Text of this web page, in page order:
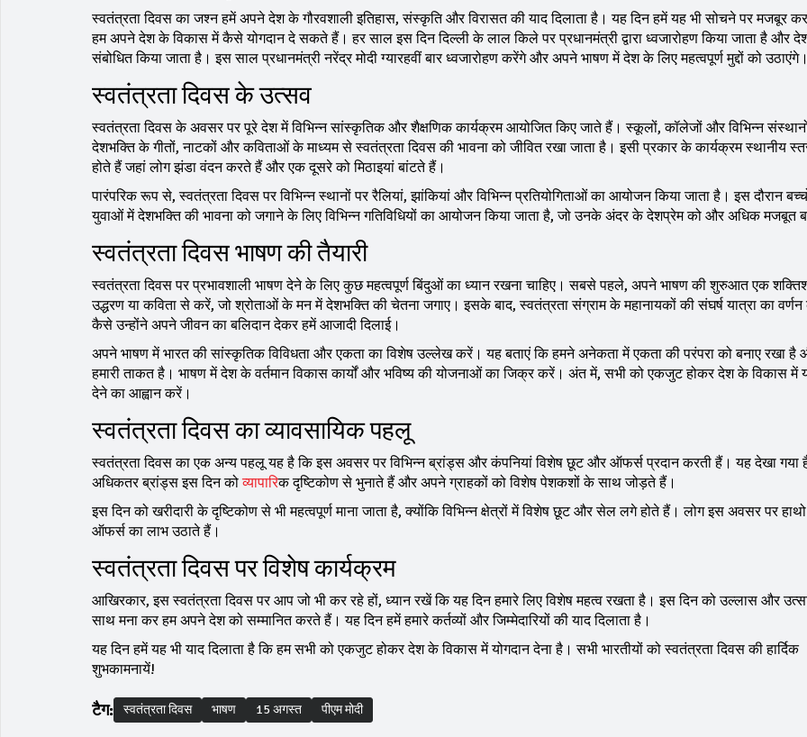
स्वतंत्रता दिवस का जश्न हमें अपने देश के गौरवशाली इतिहास, संस्कृति और विरासत की याद दिलाता है। यह दिन हमें यह भी सोचने पर मजबूर
हम अपने देश के विकास में कैसे योगदान दे सकते हैं। हर साल इस दिन दिल्ली के लाल किले पर प्रधानमंत्री द्वारा ध्वजारोहण किया जाता है और
संबोधित किया जाता है। इस साल प्रधानमंत्री नरेंद्र मोदी ग्यारहवीं बार ध्वजारोहण करेंगे और अपने भाषण में देश के लिए महत्वपूर्ण मुद्दों को
स्वतंत्रता दिवस के उत्सव
स्वतंत्रता दिवस के अवसर पर पूरे देश में विभिन्न सांस्कृतिक और शैक्षणिक कार्यक्रम आयोजित किए जाते हैं। स्कूलों, कॉलेजों और विभिन्न
देशभक्ति के गीतों, नाटकों और कविताओं के माध्यम से स्वतंत्रता दिवस की भावना को जीवित रखा जाता है। इसी प्रकार के कार्यक्रम स्थानीय
होते हैं जहां लोग झंडा वंदन करते हैं और एक दूसरे को मिठाइयां बांटते हैं।
पारंपरिक रूप से, स्वतंत्रता दिवस पर विभिन्न स्थानों पर रैलियां, झांकियां और विभिन्न प्रतियोगिताओं का आयोजन किया जाता है। इस दौरान
युवाओं में देशभक्ति की भावना को जगाने के लिए विभिन्न गतिविधियों का आयोजन किया जाता है, जो उनके अंदर के देशप्रेम को और अधिक मजबूत
स्वतंत्रता दिवस भाषण की तैयारी
स्वतंत्रता दिवस पर प्रभावशाली भाषण देने के लिए कुछ महत्वपूर्ण बिंदुओं का ध्यान रखना चाहिए। सबसे पहले, अपने भाषण की शुरुआत एक
उद्धरण या कविता से करें, जो श्रोताओं के मन में देशभक्ति की चेतना जगाए। इसके बाद, स्वतंत्रता संग्राम के महानायकों की संघर्ष यात्रा का
कैसे उन्होंने अपने जीवन का बलिदान देकर हमें आजादी दिलाई।
अपने भाषण में भारत की सांस्कृतिक विविधता और एकता का विशेष उल्लेख करें। यह बताएं कि हमने अनेकता में एकता की परंपरा को बनाए रखा है
हमारी ताकत है। भाषण में देश के वर्तमान विकास कार्यों और भविष्य की योजनाओं का जिक्र करें। अंत में, सभी को एकजुट होकर देश के विकास में
देने का आह्वान करें।
स्वतंत्रता दिवस का व्यावसायिक पहलू
स्वतंत्रता दिवस का एक अन्य पहलू यह है कि इस अवसर पर विभिन्न ब्रांड्स और कंपनियां विशेष छूट और ऑफर्स प्रदान करती हैं। यह देखा गया
अधिकतर ब्रांड्स इस दिन कोव्यापारिक दृष्टिकोण से भुनाते हैं और अपने ग्राहकों को विशेष पेशकशों के साथ जोड़ते हैं।
इस दिन को खरीदारी के दृष्टिकोण से भी महत्वपूर्ण माना जाता है, क्योंकि विभिन्न क्षेत्रों में विशेष छूट और सेल लगे होते हैं। लोग इस अवसर पर
ऑफर्स का लाभ उठाते हैं।
स्वतंत्रता दिवस पर विशेष कार्यक्रम
आखिरकार, इस स्वतंत्रता दिवस पर आप जो भी कर रहे हों, ध्यान रखें कि यह दिन हमारे लिए विशेष महत्व रखता है। इस दिन को उल्लास और
साथ मना कर हम अपने देश को सम्मानित करते हैं। यह दिन हमें हमारे कर्तव्यों और जिम्मेदारियों की याद दिलाता है।
यह दिन हमें यह भी याद दिलाता है कि हम सभी को एकजुट होकर देश के विकास में योगदान देना है। सभी भारतीयों को स्वतंत्रता दिवस की हार्दिक
शुभकामनायें!
टैग: स्वतंत्रता दिवस भाषण 15 अगस्त पीएम मोदी